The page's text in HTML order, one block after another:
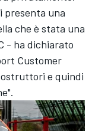
presenta una
che è stata una
- ha dichiarato
Customer
e quindi